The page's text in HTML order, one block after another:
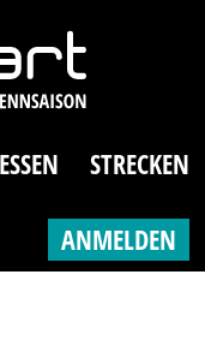
STRECKEN
ANMELDEN